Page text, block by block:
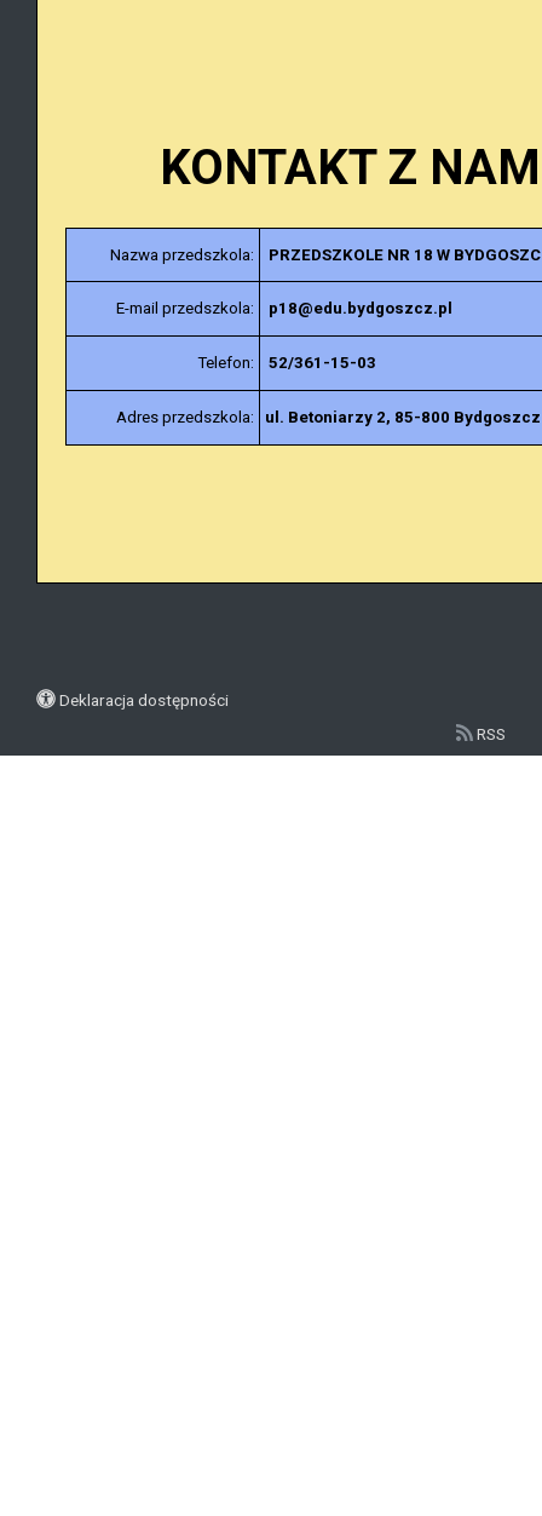
KONTAKT Z
Nazwa przedszkola: PRZEDSZKOLE NR 18 W
E-mail przedszkola: p18@edu.bydgoszcz.pl
Telefon: 52/361-15-03
Adres przedszkola: ul. Betoniarzy 2, 85-800 Bydgoszcz
Deklaracja dostępności
RSS